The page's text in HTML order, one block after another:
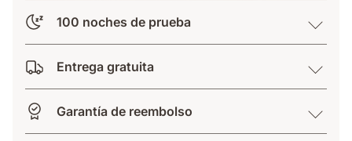
100 noches de prueba
Entrega gratuita
Garantía de reembolso